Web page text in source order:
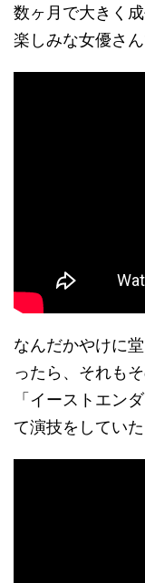
数ヶ月で大きく
楽しみな女優さん
なんだかやけに
ったら、それも
「イーストエン
て演技をしていた